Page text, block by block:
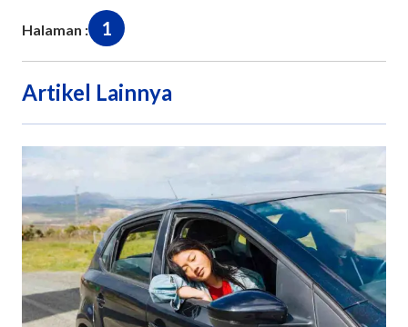
Halaman : 1
Artikel Lainnya